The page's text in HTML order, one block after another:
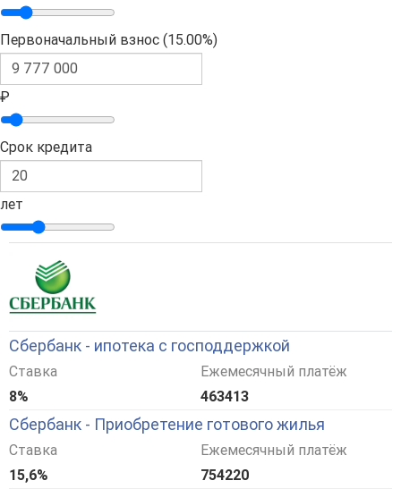
Первоначальный взнос (15.00%)
₽
Срок кредита
лет
Сбербанк - ипотека с господдержкой
Ставка
8%
Ежемесячный платёж
463413
Сбербанк - Приобретение готового жилья
Ставка
15,6%
Ежемесячный платёж
754220